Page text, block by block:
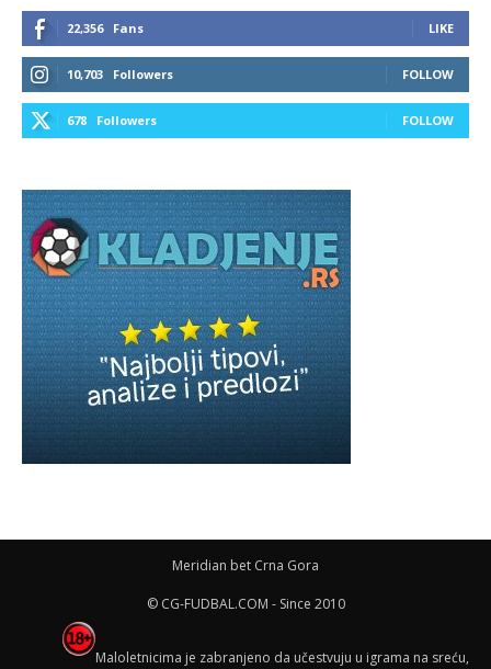
22,356 Fans LIKE
10,703 Followers FOLLOW
678 Followers FOLLOW
Meridian bet Crna Gora
© CG-FUDBAL.COM - Since 2010
Maloletnicima je zabranjeno da učestvuju u igrama na sreću,